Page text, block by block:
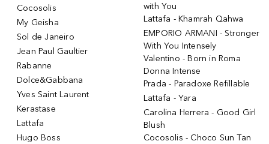
Cocosolis
My Geisha
Sol de Janeiro
Jean Paul Gaultier
Rabanne
Dolce&Gabbana
Yves Saint Laurent
Kerastase
Lattafa
Hugo Boss
with You
Lattafa - Khamrah Qahwa
EMPORIO ARMANI - Stronger
With You Intensely
Valentino - Born in Roma
Donna Intense
Prada - Paradoxe Refillable
Lattafa - Yara
Carolina Herrera - Good Girl
Blush
Cocosolis - Choco Sun Tan